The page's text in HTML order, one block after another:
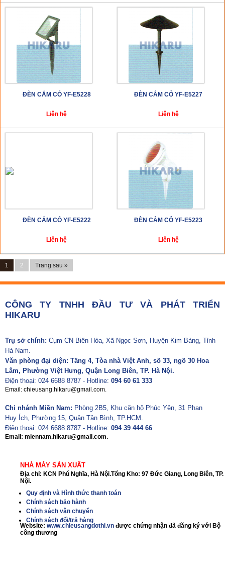
ĐÈN CẮM CỎ YF-E5228
Liên hệ
ĐÈN CẮM CỎ YF-E5227
Liên hệ
ĐÈN CẮM CỎ YF-E5222
Liên hệ
ĐÈN CẮM CỎ YF-E5223
Liên hệ
1 2 Trang sau »
CÔNG TY TNHH ĐẦU TƯ VÀ PHÁT TRIỂN
HIKARU
Trụ sở chính: Cụm CN Biên Hòa, Xã Ngọc Sơn, Huyện Kim Bảng, Tỉnh
Hà Nam.
Văn phòng đại diện: Tầng 4, Tòa nhà Việt Anh, số 33, ngõ 30 Hoa
Lâm, Phường Việt Hưng, Quận Long Biên, TP. Hà Nội.
Điện thoại: 024 6688 8787 - Hotline: 094 60 61 333
Email: chieusang.hikaru@gmail.com.
Chi nhánh Miền Nam: Phòng 2B5, Khu căn hộ Phúc Yên, 31 Phan
Huy Ích, Phường 15, Quận Tân Bình, TP.HCM.
Điện thoại: 024 6688 8787 - Hotline: 094 39 444 66
Email: miennam.hikaru@gmail.com.
NHÀ MÁY SẢN XUẤT
Địa chỉ: KCN Phú Nghĩa, Hà Nội.Tổng Kho: 97 Đức Giang, Long Biên, TP.
Nội.
Quy định và Hình thức thanh toán
Chính sách bảo hành
Chính sách vận chuyển
Chính sách đổi/trả hàng
Website: www.chieusangdothi.vn được chứng nhận đã đăng ký với Bộ
công thương